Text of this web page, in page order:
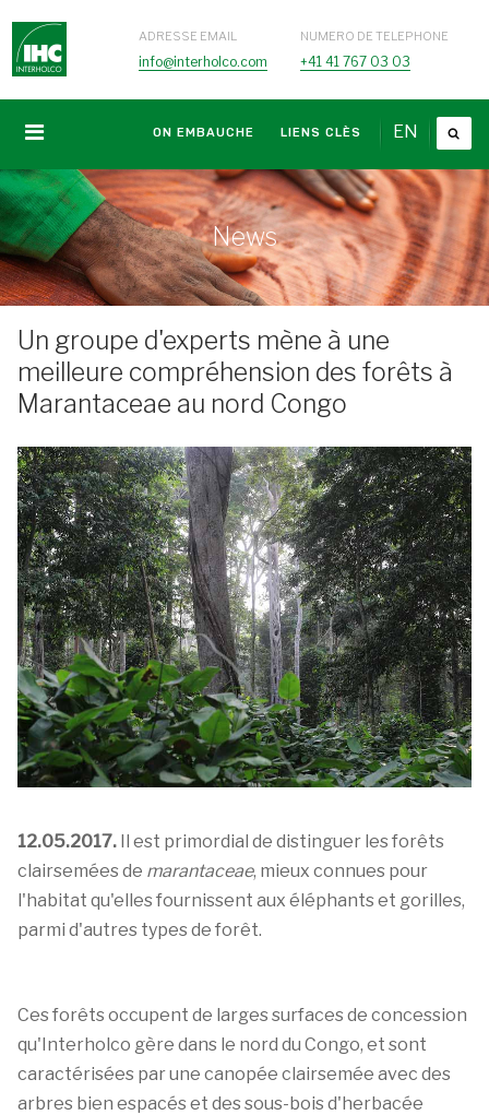
ADRESSE EMAIL
info@interholco.com
NUMERO DE TELEPHONE
+41 41 767 03 03
EN
ON EMBAUCHE LIENS CLÈS
News
Un groupe d'experts mène à une
meilleure compréhension des forêts à
Marantaceae au nord Congo
12.05.2017. Il est primordial de distinguer les forêts
clairsemées de marantaceae, mieux connues pour
l'habitat qu'elles fournissent aux éléphants et gorilles,
parmi d'autres types de forêt.
Ces forêts occupent de larges surfaces de concession
qu'Interholco gère dans le nord du Congo, et sont
caractérisées par une canopée clairsemée avec des
arbres bien espacés et des sous-bois d'herbacée